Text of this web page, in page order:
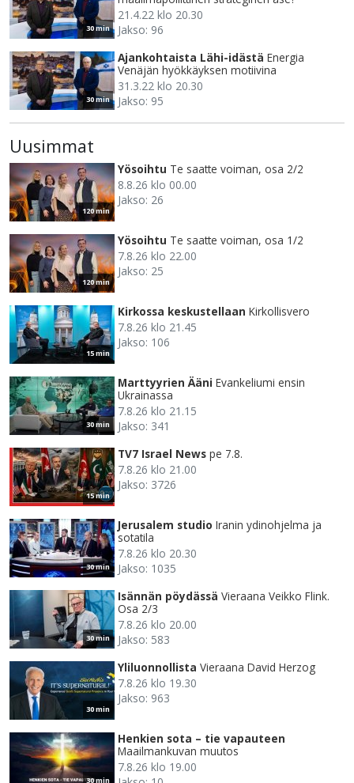
30 min
21.4.22 klo 20.30
Jakso: 96
30 min
Ajankohtaista Lähi-idästä Energia
Venäjän hyökkäyksen motiivina
31.3.22 klo 20.30
Jakso: 95
Uusimmat
120 min
Yösoihtu Te saatte voiman, osa 2/2
8.8.26 klo 00.00
Jakso: 26
120 min
Yösoihtu Te saatte voiman, osa 1/2
7.8.26 klo 22.00
Jakso: 25
15 min
Kirkossa keskustellaan Kirkollisvero
7.8.26 klo 21.45
Jakso: 106
30 min
Marttyyrien Ääni Evankeliumi ensin
Ukrainassa
7.8.26 klo 21.15
Jakso: 341
15 min
TV7 Israel News pe 7.8.
7.8.26 klo 21.00
Jakso: 3726
30 min
Jerusalem studio Iranin ydinohjelma ja
sotatila
7.8.26 klo 20.30
Jakso: 1035
30 min
Isännän pöydässä Vieraana Veikko Flink.
Osa 2/3
7.8.26 klo 20.00
Jakso: 583
30 min
Yliluonnollista Vieraana David Herzog
7.8.26 klo 19.30
Jakso: 963
30 min
Henkien sota – tie vapauteen
Maailmankuvan muutos
7.8.26 klo 19.00